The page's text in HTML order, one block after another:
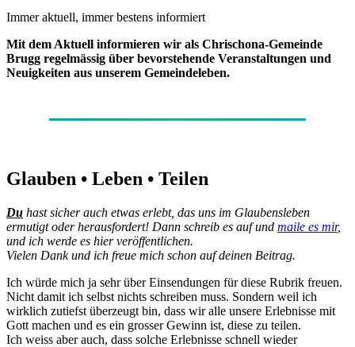
Immer aktuell, immer bestens informiert
Mit dem Aktuell informieren wir als Chrischona-Gemeinde
Brugg regelmässig über bevorstehende Veranstaltungen und
Neuigkeiten aus unserem Gemeindeleben.
Glauben • Leben • Teilen
Du hast sicher auch etwas erlebt, das uns im Glaubensleben
ermutigt oder herausfordert! Dann schreib es auf und maile es mir,
und ich werde es hier veröffentlichen.
Vielen Dank und ich freue mich schon auf deinen Beitrag.
Ich würde mich ja sehr über Einsendungen für diese Rubrik freuen.
Nicht damit ich selbst nichts schreiben muss. Sondern weil ich
wirklich zutiefst überzeugt bin, dass wir alle unsere Erlebnisse mit
Gott machen und es ein grosser Gewinn ist, diese zu teilen.
Ich weiss aber auch, dass solche Erlebnisse schnell wieder